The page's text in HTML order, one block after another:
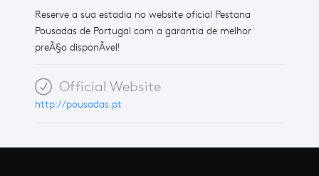
Reserve a sua estadia no website oficial Pestana
Pousadas de Portugal com a garantia de melhor
preÃ§o disponÃ­vel!
Official Website
http://pousadas.pt